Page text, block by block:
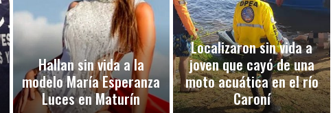
Hallan sin vida a la
modelo María Esperanza
Luces en Maturín
Localizaron sin vida a
joven que cayó de una
moto acuática en el río
Caroní